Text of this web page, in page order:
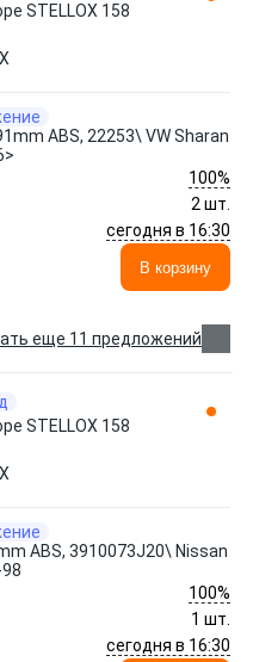
STELLOX 158
ABS, 22253\ VW Sharan
100%
2 шт.
сегодня в 16:30
В корзину
еще 11 предложений
STELLOX 158
ABS, 3910073J20\ Nissan
100%
1 шт.
сегодня в 16:30